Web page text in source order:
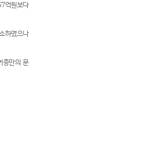
억원보다
하였으나
층만의 문